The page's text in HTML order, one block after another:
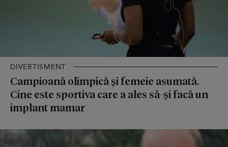
DIVERTISMENT
Campioană olimpică și femeie asumată.
Cine este sportiva care a ales să-și facă un
implant mamar